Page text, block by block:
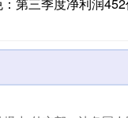
第三季度净利润